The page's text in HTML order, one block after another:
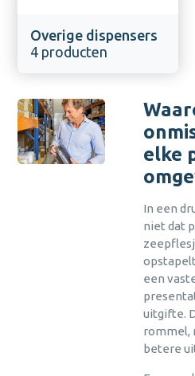
Overige dispensers
4 producten
elke
In een
niet dat
een
uitgifte.
rommel,
betere